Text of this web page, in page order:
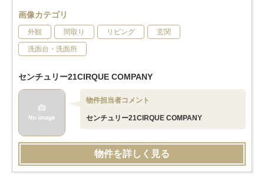
画像カテゴリ
外観 間取り リビング 玄関
洗面台・洗面所
センチュリー21CIRQUE COMPANY
物件担当者コメント
センチュリー21CIRQUE COMPANY
物件を詳しく見る